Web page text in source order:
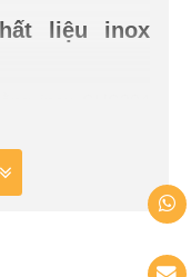
liệu inox
phần crom.
chống ăn mòn
hóa chất, yếu tố
Ngoài ra, inox